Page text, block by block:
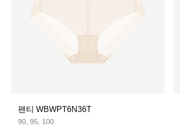
팬티 WBWPT6N36T
90, 95, 100